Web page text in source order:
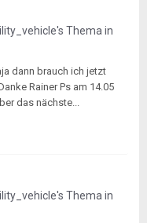
's Thema in
dann brauch ich jetzt
Rainer Ps am 14.05
das nächste...
's Thema in